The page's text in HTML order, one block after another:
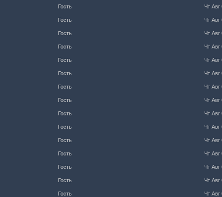
Гость Чт Авг
Гость Чт Авг
Гость Чт Авг
Гость Чт Авг
Гость Чт Авг
Гость Чт Авг
Гость Чт Авг
Гость Чт Авг
Гость Чт Авг
Гость Чт Авг
Гость Чт Авг
Гость Чт Авг
Гость Чт Авг
Гость Чт Авг
Гость Чт Авг